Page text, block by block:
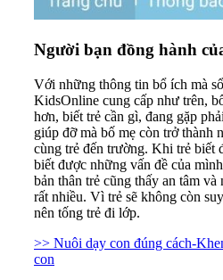
Người bạn đồng hành
Với những thông tin bổ ích mà
KidsOnline cung cấp như trên,
hơn, biết trẻ cần gì, đang gặp
giúp đỡ mà bố mẹ còn trở thành
cùng trẻ đến trường. Khi trẻ biết
biết được những vấn đề của
bản thân trẻ cũng thấy an tâm
rất nhiều. Vì trẻ sẽ không còn
nên tống trẻ đi lớp.
>> Nuôi dạy con đúng cách-
con